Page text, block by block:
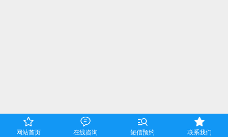

网站首页

在线咨询

短信预约

联系我们